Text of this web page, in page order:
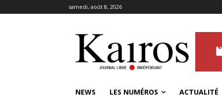
samedi, août 8, 2026
NEWS LES NUMÉROS ACTUALITÉ